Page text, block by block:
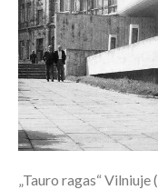
„Tauro ragas“